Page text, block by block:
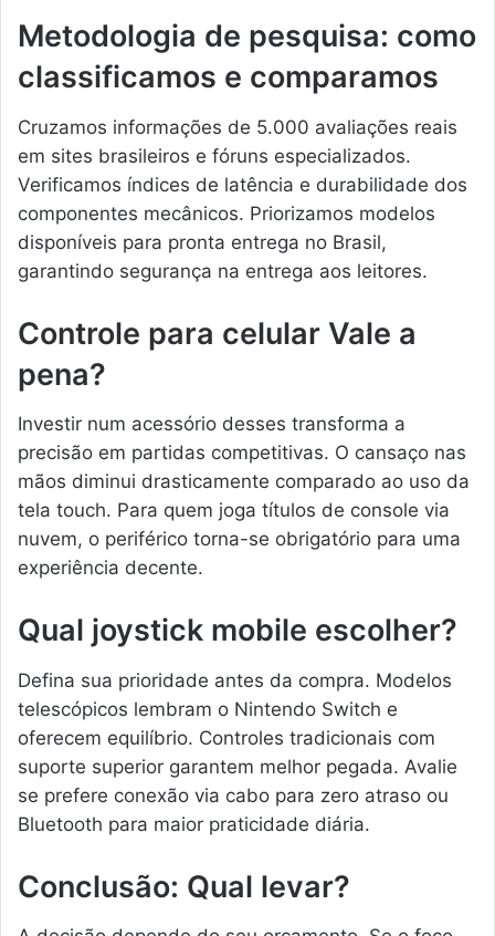
Metodologia de pesquisa: como
classificamos e comparamos
Cruzamos informações de 5.000 avaliações reais
em sites brasileiros e fóruns especializados.
Verificamos índices de latência e durabilidade dos
componentes mecânicos. Priorizamos modelos
disponíveis para pronta entrega no Brasil,
garantindo segurança na entrega aos leitores.
Controle para celular Vale a
pena?
Investir num acessório desses transforma a
precisão em partidas competitivas. O cansaço nas
mãos diminui drasticamente comparado ao uso da
tela touch. Para quem joga títulos de console via
nuvem, o periférico torna-se obrigatório para uma
experiência decente.
Qual joystick mobile escolher?
Defina sua prioridade antes da compra. Modelos
telescópicos lembram o Nintendo Switch e
oferecem equilíbrio. Controles tradicionais com
suporte superior garantem melhor pegada. Avalie
se prefere conexão via cabo para zero atraso ou
Bluetooth para maior praticidade diária.
Conclusão: Qual levar?